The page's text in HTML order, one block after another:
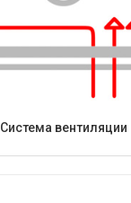
Система вентиляции